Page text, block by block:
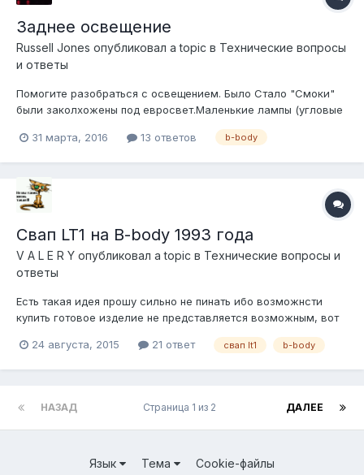
Заднее освещение
Russell Jones опубликовал a topic в Технические вопросы
и ответы
Помогите разобраться с освещением. Было Стало "Смоки"
были заколхожены под евросвет.Маленькие лампы (угловые
поворот,внутренние-только стоп.Нужные провода к счастью
31 марта, 2016 13 ответов b-body
Свап LT1 на B-body 1993 года
V A L E R Y опубликовал a topic в Технические вопросы и
ответы
Есть такая идея прошу сильно не пинать ибо возможнсти
купить готовое изделие не представляется возможным, вот
конструкции каприсов и импал, последние не ковырял а
24 августа, 2015 21 ответ свап lt1 b-body
НАЗАД ДАЛЕЕ
Страница 1 из 2
Язык Тема Cookie-файлы